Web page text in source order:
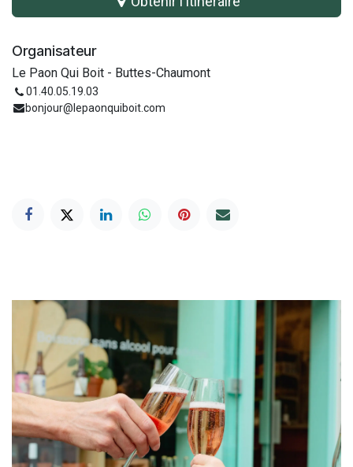
Organisateur
Le Paon Qui Boit - Buttes-Chaumont
01.40.05.19.03
bonjour@lepaonquiboit.com